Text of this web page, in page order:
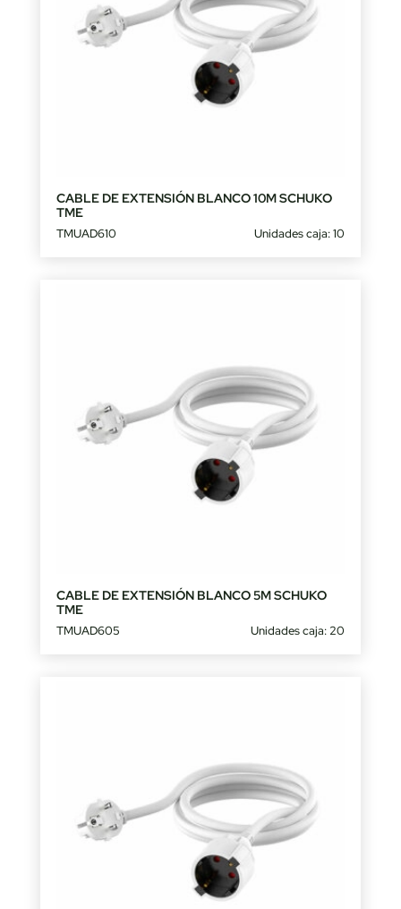
CABLE DE EXTENSIÓN BLANCO 10M SCHUKO
TME
TMUAD610 Unidades caja: 10
CABLE DE EXTENSIÓN BLANCO 5M SCHUKO
TME
TMUAD605 Unidades caja: 20